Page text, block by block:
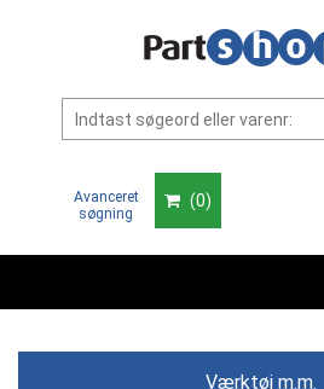
Avanceret
søgning
(0)
Værktøj m.m.